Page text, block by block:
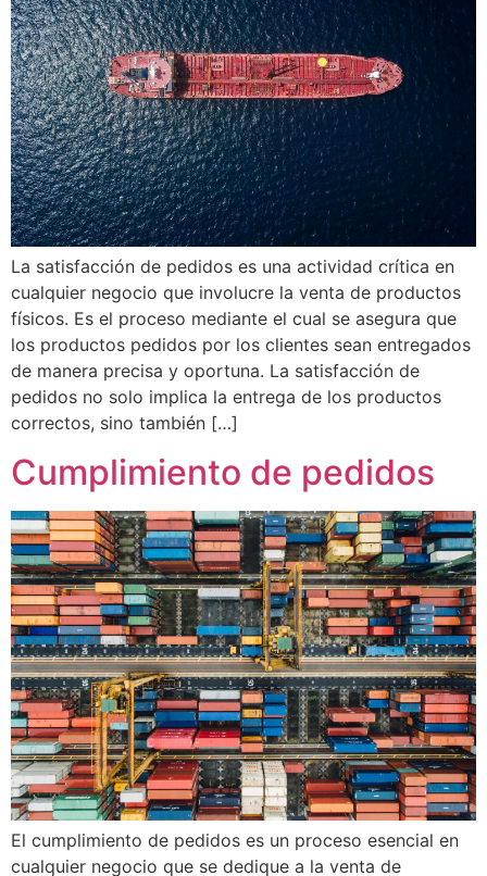
La satisfacción de pedidos es una actividad crítica en
cualquier negocio que involucre la venta de productos
físicos. Es el proceso mediante el cual se asegura que
los productos pedidos por los clientes sean entregados
de manera precisa y oportuna. La satisfacción de
pedidos no solo implica la entrega de los productos
correctos, sino también […]
Cumplimiento de pedidos
El cumplimiento de pedidos es un proceso esencial en
cualquier negocio que se dedique a la venta de